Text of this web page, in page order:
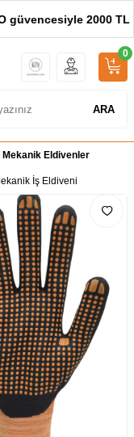
2000 TL
ARA
0
Mekanik Eldivenler
İş Eldiveni